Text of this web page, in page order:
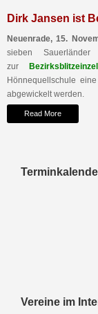
Dirk Jansen ist
Neuenrade, 15.
sieben
zur
Hönnequellschule
abgewickelt werden.
Read More
Vereine im